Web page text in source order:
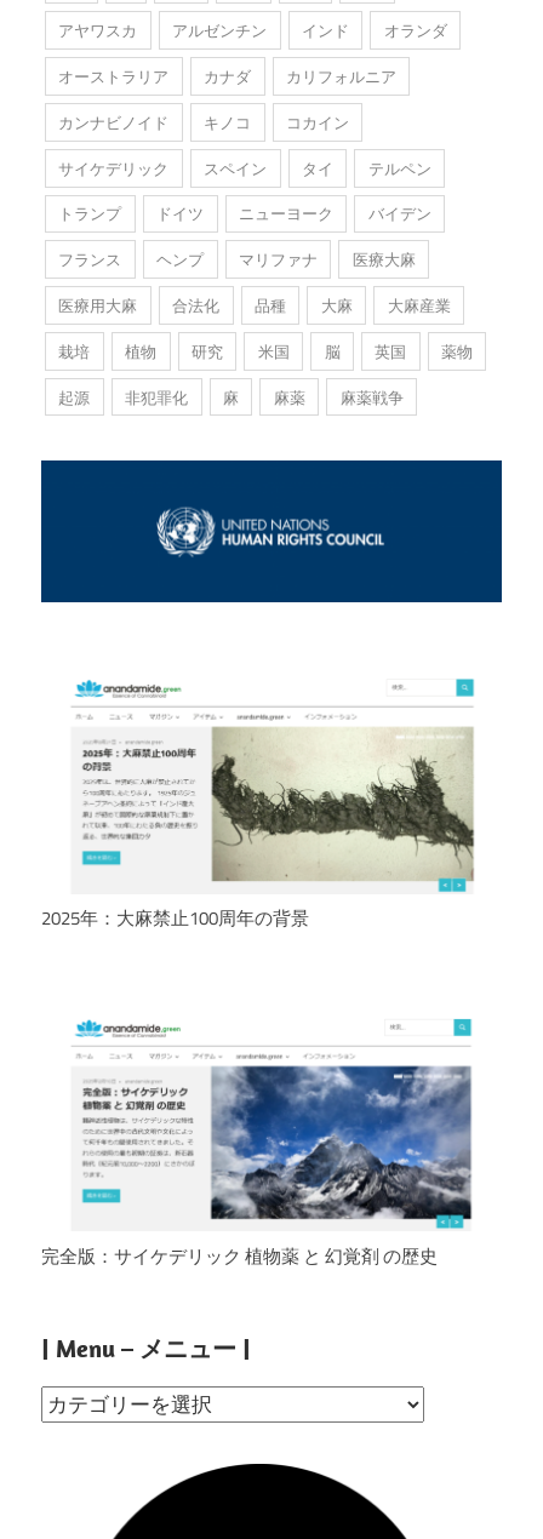
アヤワスカ
アルゼンチン インド
オランダ
オーストラリア
カナダ
カリフォルニア
カンナビノイド
キノコ
コカイン
サイケデリック
スペイン タイ
テルペン
トランプ
ドイツ ニューヨーク
バイデン
フランス
ヘンプ マリファナ
医療大麻
医療用大麻
合法化 品種 大麻
大麻産業
栽培
植物 研究 米国 脳 英国
薬物
起源
非犯罪化 麻 麻薬 麻薬戦争
2025年：大麻禁止100周年の背景
完全版：サイケデリック 植物薬 と 幻覚剤 の歴史
| Menu – メニュー |